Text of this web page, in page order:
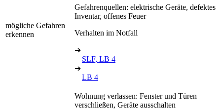
mögliche Gefahren
erkennen
Gefahrenquellen: elektrische Geräte, defektes
Inventar, offenes Feuer
Verhalten im Notfall
➔
SLF, LB 4
➔
LB 4
Wohnung verlassen: Fenster und Türen
verschließen, Geräte ausschalten